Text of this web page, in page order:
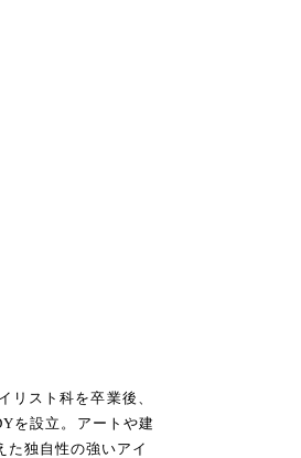
リスト科を卒業後、
を設立。アートや建
た独自性の強いアイ